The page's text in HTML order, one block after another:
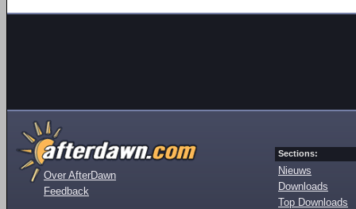
Over AfterDawn
Feedback
Sections:
Nieuws
Downloads
Top Downloads